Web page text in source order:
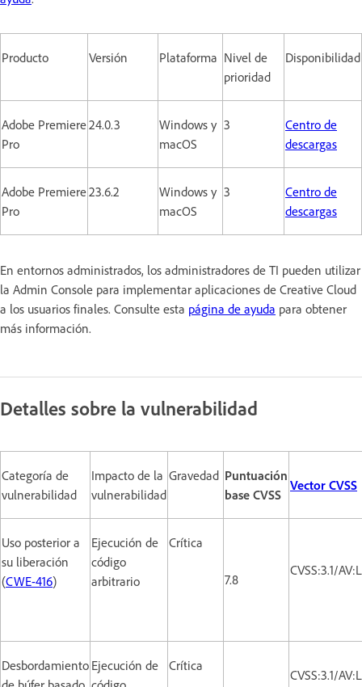
Producto Versión Plataforma Nivel de
prioridad
Disponibilidad
Adobe Premiere
Pro
24.0.3
Windows y
macOS
3
Centro de
descargas
Adobe Premiere
Pro
23.6.2
Windows y
macOS
3
Centro de
descargas
En entornos administrados, los administradores de TI pueden utilizar
la Admin Console para implementar aplicaciones de Creative Cloud
a los usuarios finales. Consulte esta página de ayuda para obtener
más información.
Detalles sobre la vulnerabilidad
Categoría de
vulnerabilidad
Impacto de la
vulnerabilidad
Gravedad Puntuación
base CVSS
Vector CVSS
Uso posterior a
su liberación
(CWE-416)
Ejecución de
código
arbitrario
Crítica
7.8
CVSS:3.1/
Desbordamiento Ejecución de
Crítica
CVSS:3.1/